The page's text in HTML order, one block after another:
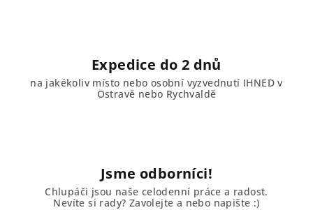
Expedice do 2 dnů
na jakékoliv místo nebo osobní vyzvednutí IHNED v
Ostravě nebo Rychvaldě
Jsme odborníci!
Chlupáči jsou naše celodenní práce a radost.
Nevíte si rady? Zavolejte a nebo napište :)